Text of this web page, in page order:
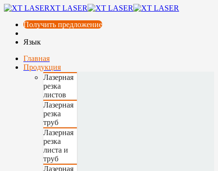
XT LASER
Получить предложение
Язык
Главная
Продукция
Лазерная
резка
листов
Лазерная
резка
труб
Лазерная
резка
листа и
труб
Лазерная